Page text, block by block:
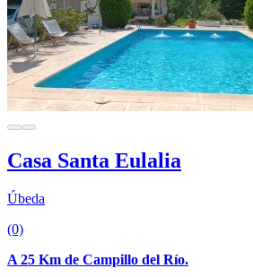
Casa Santa Eulalia
Úbeda
(0)
A 25 Km de Campillo del Río.